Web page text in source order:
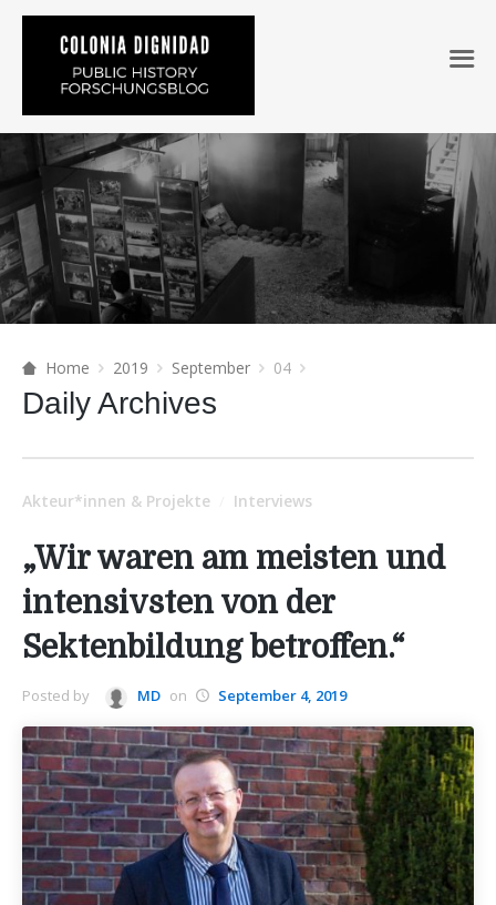
Home 2019 September 04
Daily Archives
Akteur*innen & Projekte Interviews
„Wir waren am meisten und
intensivsten von der
Sektenbildung betroffen.“
Posted by MD on September 4, 2019